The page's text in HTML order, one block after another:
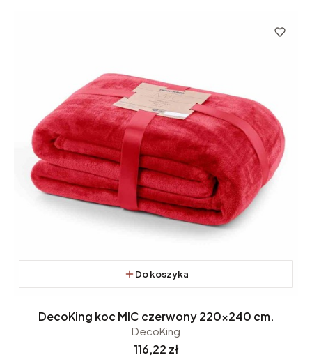
Do koszyka
DecoKing koc MIC czerwony 220x240 cm.
DecoKing
Cena
116,22 zł